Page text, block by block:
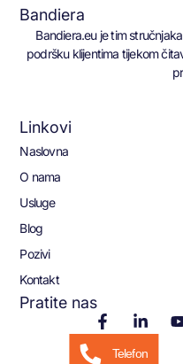
Bandiera
Bandiera.eu je tim
podršku klijentima tijekom
Linkovi
Naslovna
O nama
Usluge
Blog
Pozivi
Kontakt
Pratite nas
Telefon